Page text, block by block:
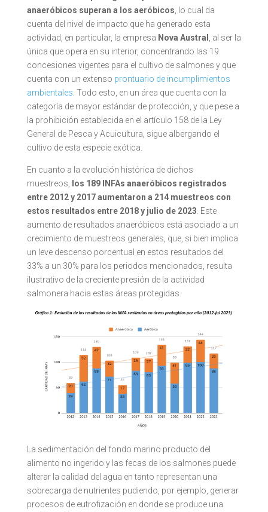
anaeróbicos superan a los aeróbicos , lo cual da
cuenta del nivel de impacto que ha generado esta
actividad, en particular, la empresa Nova Austral
, al ser la
única que opera en su interior, concentrando las 19
concesiones vigentes para el cultivo de salmones y que
cuenta con un extenso prontuario de incumplimientos
ambientales . Todo esto, en un área que cuenta con la
categoría de mayor estándar de protección, y que pese a
la prohibición establecida en el artículo 158 de la Ley
General de Pesca y Acuicultura, sigue albergando el
cultivo de esta especie exótica.
En cuanto a la evolución histórica de dichos
muestreos,
los 189 INFAs anaeróbicos registrados
entre 2012 y 2017 aumentaron a 214 muestreos con
estos resultados entre 2018 y julio de 2023 . Este
aumento de resultados anaeróbicos está asociado a un
crecimiento de muestreos generales, que, si bien implica
un leve descenso porcentual en estos resultados del
33% a un 30% para los periodos mencionados, resulta
ilustrativo de la creciente presión de la actividad
salmonera hacia estas áreas protegidas.
La sedimentación del fondo marino producto del
alimento no ingerido y las fecas de los salmones puede
alterar la calidad del agua en tanto representan una
sobrecarga de nutrientes pudiendo, por ejemplo, generar
procesos de eutrofización en donde se produce una